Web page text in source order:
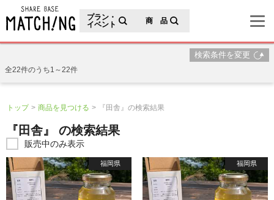
プラン・
イベント
商 品
検索条件を変更
全22件のうち1～22件
トップ 商品を見つける 『田舎』の検索結果
『田舎』 の検索結果
販売中のみ表示
福岡県 福岡県